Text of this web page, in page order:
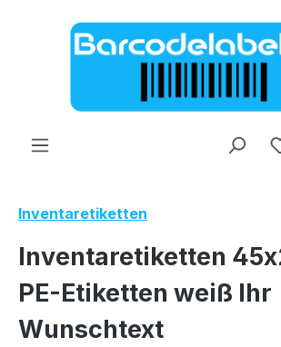
Zum Hauptinhalt springen
Inventaretiketten
Inventaretiketten
PE-Etiketten weiß Ihr
Wunschtext